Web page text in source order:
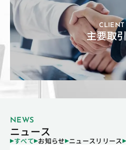
CLIENT
主要取
NEWS
ニュース
すべて お知らせ ニュースリリース